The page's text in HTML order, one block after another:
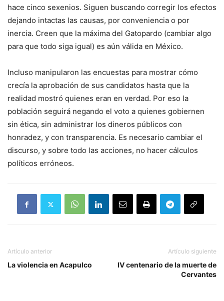
hace cinco sexenios. Siguen buscando corregir los efectos
dejando intactas las causas, por conveniencia o por
inercia. Creen que la máxima del Gatopardo (cambiar algo
para que todo siga igual) es aún válida en México.
Incluso manipularon las encuestas para mostrar cómo
crecía la aprobación de sus candidatos hasta que la
realidad mostró quienes eran en verdad. Por eso la
población seguirá negando el voto a quienes gobiernen
sin ética, sin administrar los dineros públicos con
honradez, y con transparencia. Es necesario cambiar el
discurso, y sobre todo las acciones, no hacer cálculos
políticos erróneos.
Artículo anterior
La violencia en Acapulco
Artículo siguiente
IV centenario de la muerte de
Cervantes